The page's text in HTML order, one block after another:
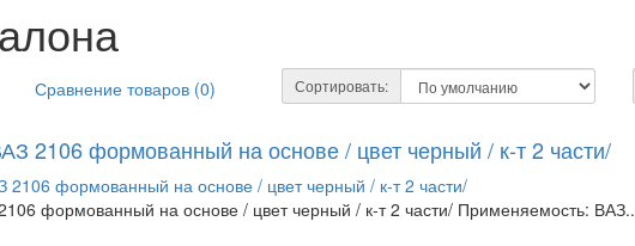
Сравнение товаров (0) Сортировать:
2106 формованный на основе / цвет черный / к-т 2 части/
формованный на основе / цвет черный / к-т 2 части/ Применяемость: ВАЗ..